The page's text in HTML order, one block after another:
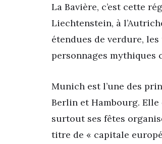
La Bavière, c’est cette
Liechtenstein, à
étendues de verdure,
personnages mythiques
Munich est l’une des
Berlin et Hambourg.
surtout ses fêtes
titre de « capitale